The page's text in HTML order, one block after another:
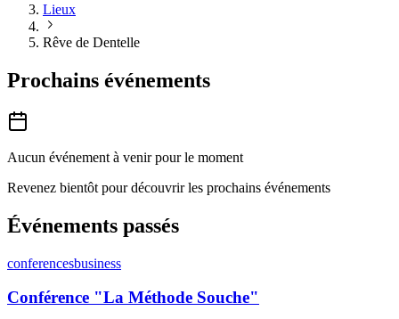
Lieux
Rêve de Dentelle
Prochains événements
Aucun événement à venir pour le moment
Revenez bientôt pour découvrir les prochains événements
Événements passés
conferencesbusiness
Conférence "La Méthode Souche"